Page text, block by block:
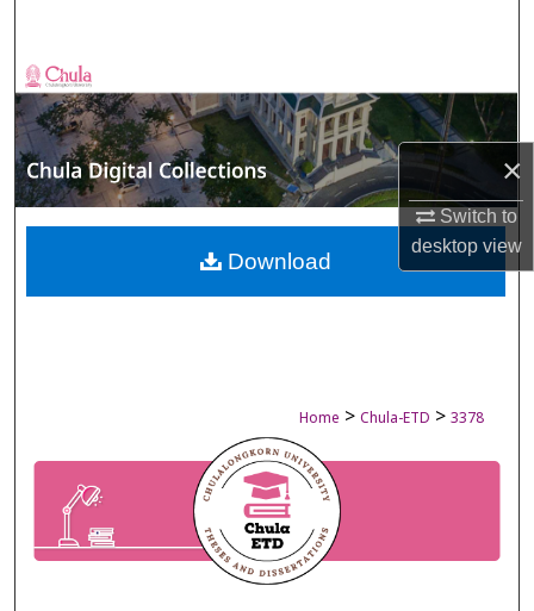
×
Switch to
desktopview
Browse Collections
My Account
About
Digital Commons Network™
Home > Chula-ETD > 3378
Download